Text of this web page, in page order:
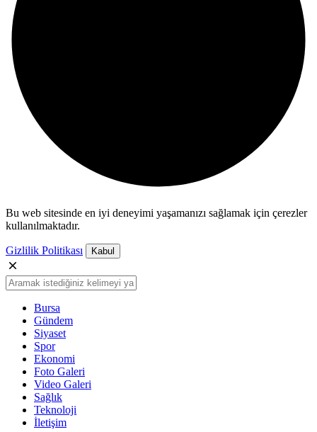
Bu web sitesinde en iyi deneyimi yaşamanızı sağlamak için çerezler
kullanılmaktadır.
Gizlilik Politikası Kabul
Bursa
Gündem
Siyaset
Spor
Ekonomi
Foto Galeri
Video Galeri
Sağlık
Teknoloji
İletişim